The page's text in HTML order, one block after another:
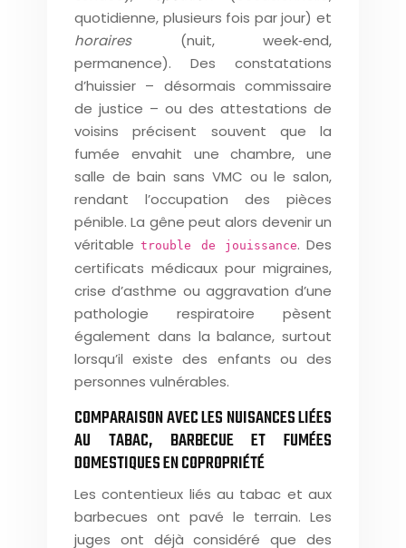
quotidienne, plusieurs fois par jour) et
horaires(nuit, week‑end,
permanence). Des constatations
d’huissier – désormais commissaire
de justice – ou des attestations de
voisins précisent souvent que la
fumée envahit une chambre, une
salle de bain sans VMC ou le salon,
rendant l’occupation des pièces
pénible. La gêne peut alors devenir un
véritable trouble de jouissance. Des
certificats médicaux pour migraines,
crise d’asthme ou aggravation d’une
pathologie respiratoire pèsent
également dans la balance, surtout
lorsqu’il existe des enfants ou des
personnes vulnérables.
COMPARAISON AVEC LES NUISANCES LIÉES
AU TABAC, BARBECUE ET FUMÉES
DOMESTIQUES EN COPROPRIÉTÉ
Les contentieux liés au tabac et aux
barbecues ont pavé le terrain. Les
juges ont déjà considéré que des